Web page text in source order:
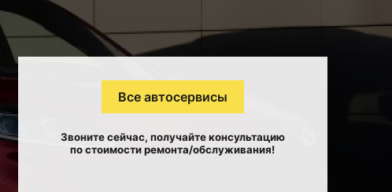
Все автосервисы
Звоните сейчас, получайте консультацию
по стоимости ремонта/обслуживания!